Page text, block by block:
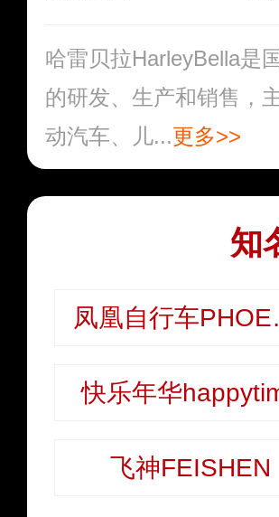
哈雷贝拉HarleyBella是
的研发、生产和销售，
动汽车、儿...更多>>
知
凤
快乐年华
飞神FEISHEN